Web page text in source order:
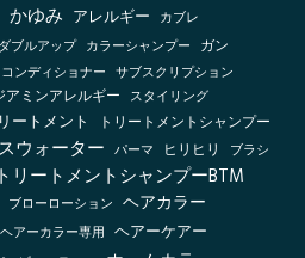
かゆみ アレルギー カブレ
ブルアップ カラーシャンプー ガン
コンディショナー サブスクリプション
アミンアレルギー スタイリング
ートメント
トリートメントシャンプー
ウォーター パーマ ヒリヒリ ブラシ
リートメントシャンプーBTM
ブローローション ヘアカラー
ヘアーカラー専用 ヘアーケアー